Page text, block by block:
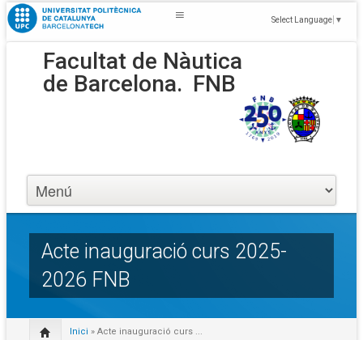
Select Language ▼
Facultat de Nàutica
de Barcelona. FNB
Acte inauguració curs 2025-
2026 FNB
Inici » Acte inauguració curs ...